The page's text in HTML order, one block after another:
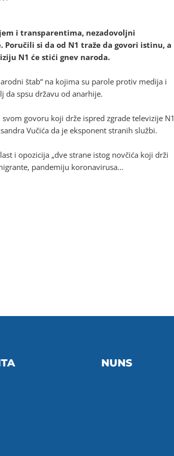
i transparentima, nezadovoljni
si da od N1 traže da govori istinu, a
N1 će stići gnev naroda.
štab“ na kojima su parole protiv medija i
da spsu državu od anarhije.
govoru koji drže ispred zgrade televizije N1
Vučića da je eksponent stranih službi.
i opozicija „dve strane istog novčića koji drži
pandemiju koronavirusa…
NUNS